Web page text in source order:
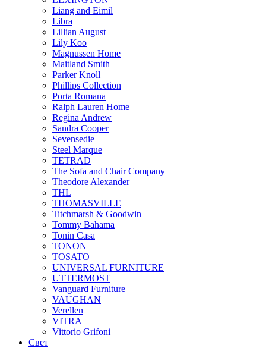
Liang and Eimil
Libra
Lillian August
Lily Koo
Magnussen Home
Maitland Smith
Parker Knoll
Phillips Collection
Porta Romana
Ralph Lauren Home
Regina Andrew
Sandra Cooper
Sevensedie
Steel Marque
TETRAD
The Sofa and Chair Company
Theodore Alexander
THL
THOMASVILLE
Titchmarsh & Goodwin
Tommy Bahama
Tonin Casa
TONON
TOSATO
UNIVERSAL FURNITURE
UTTERMOST
Vanguard Furniture
VAUGHAN
Verellen
VITRA
Vittorio Grifoni
Свет